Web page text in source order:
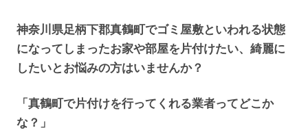
神奈川県足柄下郡真鶴町でゴミ屋敷といわれる状態
になってしまったお家や部屋を片付けたい、綺麗に
したいとお悩みの方はいませんか？
「真鶴町で片付けを行ってくれる業者ってどこか
な？」